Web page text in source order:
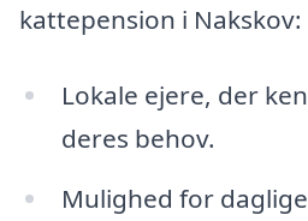
kattepension i Nakskov:
Lokale ejere, der
deres behov.
Mulighed for